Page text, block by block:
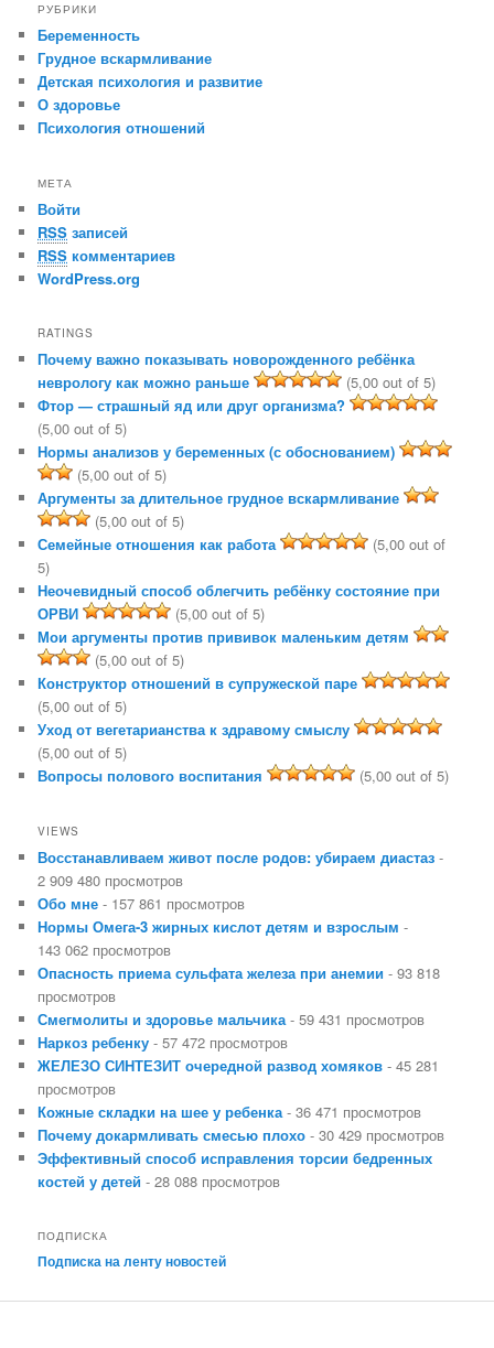
РУБРИКИ
Беременность
Грудное вскармливание
Детская психология и развитие
О здоровье
Психология отношений
МЕТА
Войти
RSS записей
RSS комментариев
WordPress.org
RATINGS
Почему важно показывать новорожденного ребёнка
неврологу как можно раньше
(5,00 out of 5)
Фтор — страшный яд или друг организма?
(5,00 out of 5)
Нормы анализов у беременных (с обоснованием)
(5,00 out of 5)
Аргументы за длительное грудное вскармливание
(5,00 out of 5)
Семейные отношения как работа
(5,00 out of
5)
Неочевидный способ облегчить ребёнку состояние при
ОРВИ
(5,00 out of 5)
Мои аргументы против прививок маленьким детям
(5,00 out of 5)
Конструктор отношений в супружеской паре
(5,00 out of 5)
Уход от вегетарианства к здравому смыслу
(5,00 out of 5)
Вопросы полового воспитания
(5,00 out of 5)
VIEWS
Восстанавливаем живот после родов: убираем диастаз -
2 909 480 просмотров
Обо мне - 157 861 просмотров
Нормы Омега-3 жирных кислот детям и взрослым -
143 062 просмотров
Опасность приема сульфата железа при анемии - 93 818
просмотров
Смегмолиты и здоровье мальчика - 59 431 просмотров
Наркоз ребенку - 57 472 просмотров
ЖЕЛЕЗО СИНТЕЗИТ очередной развод хомяков - 45 281
просмотров
Кожные складки на шее у ребенка - 36 471 просмотров
Почему докармливать смесью плохо - 30 429 просмотров
Эффективный способ исправления торсии бедренных
костей у детей - 28 088 просмотров
ПОДПИСКА
Подписка на ленту новостей